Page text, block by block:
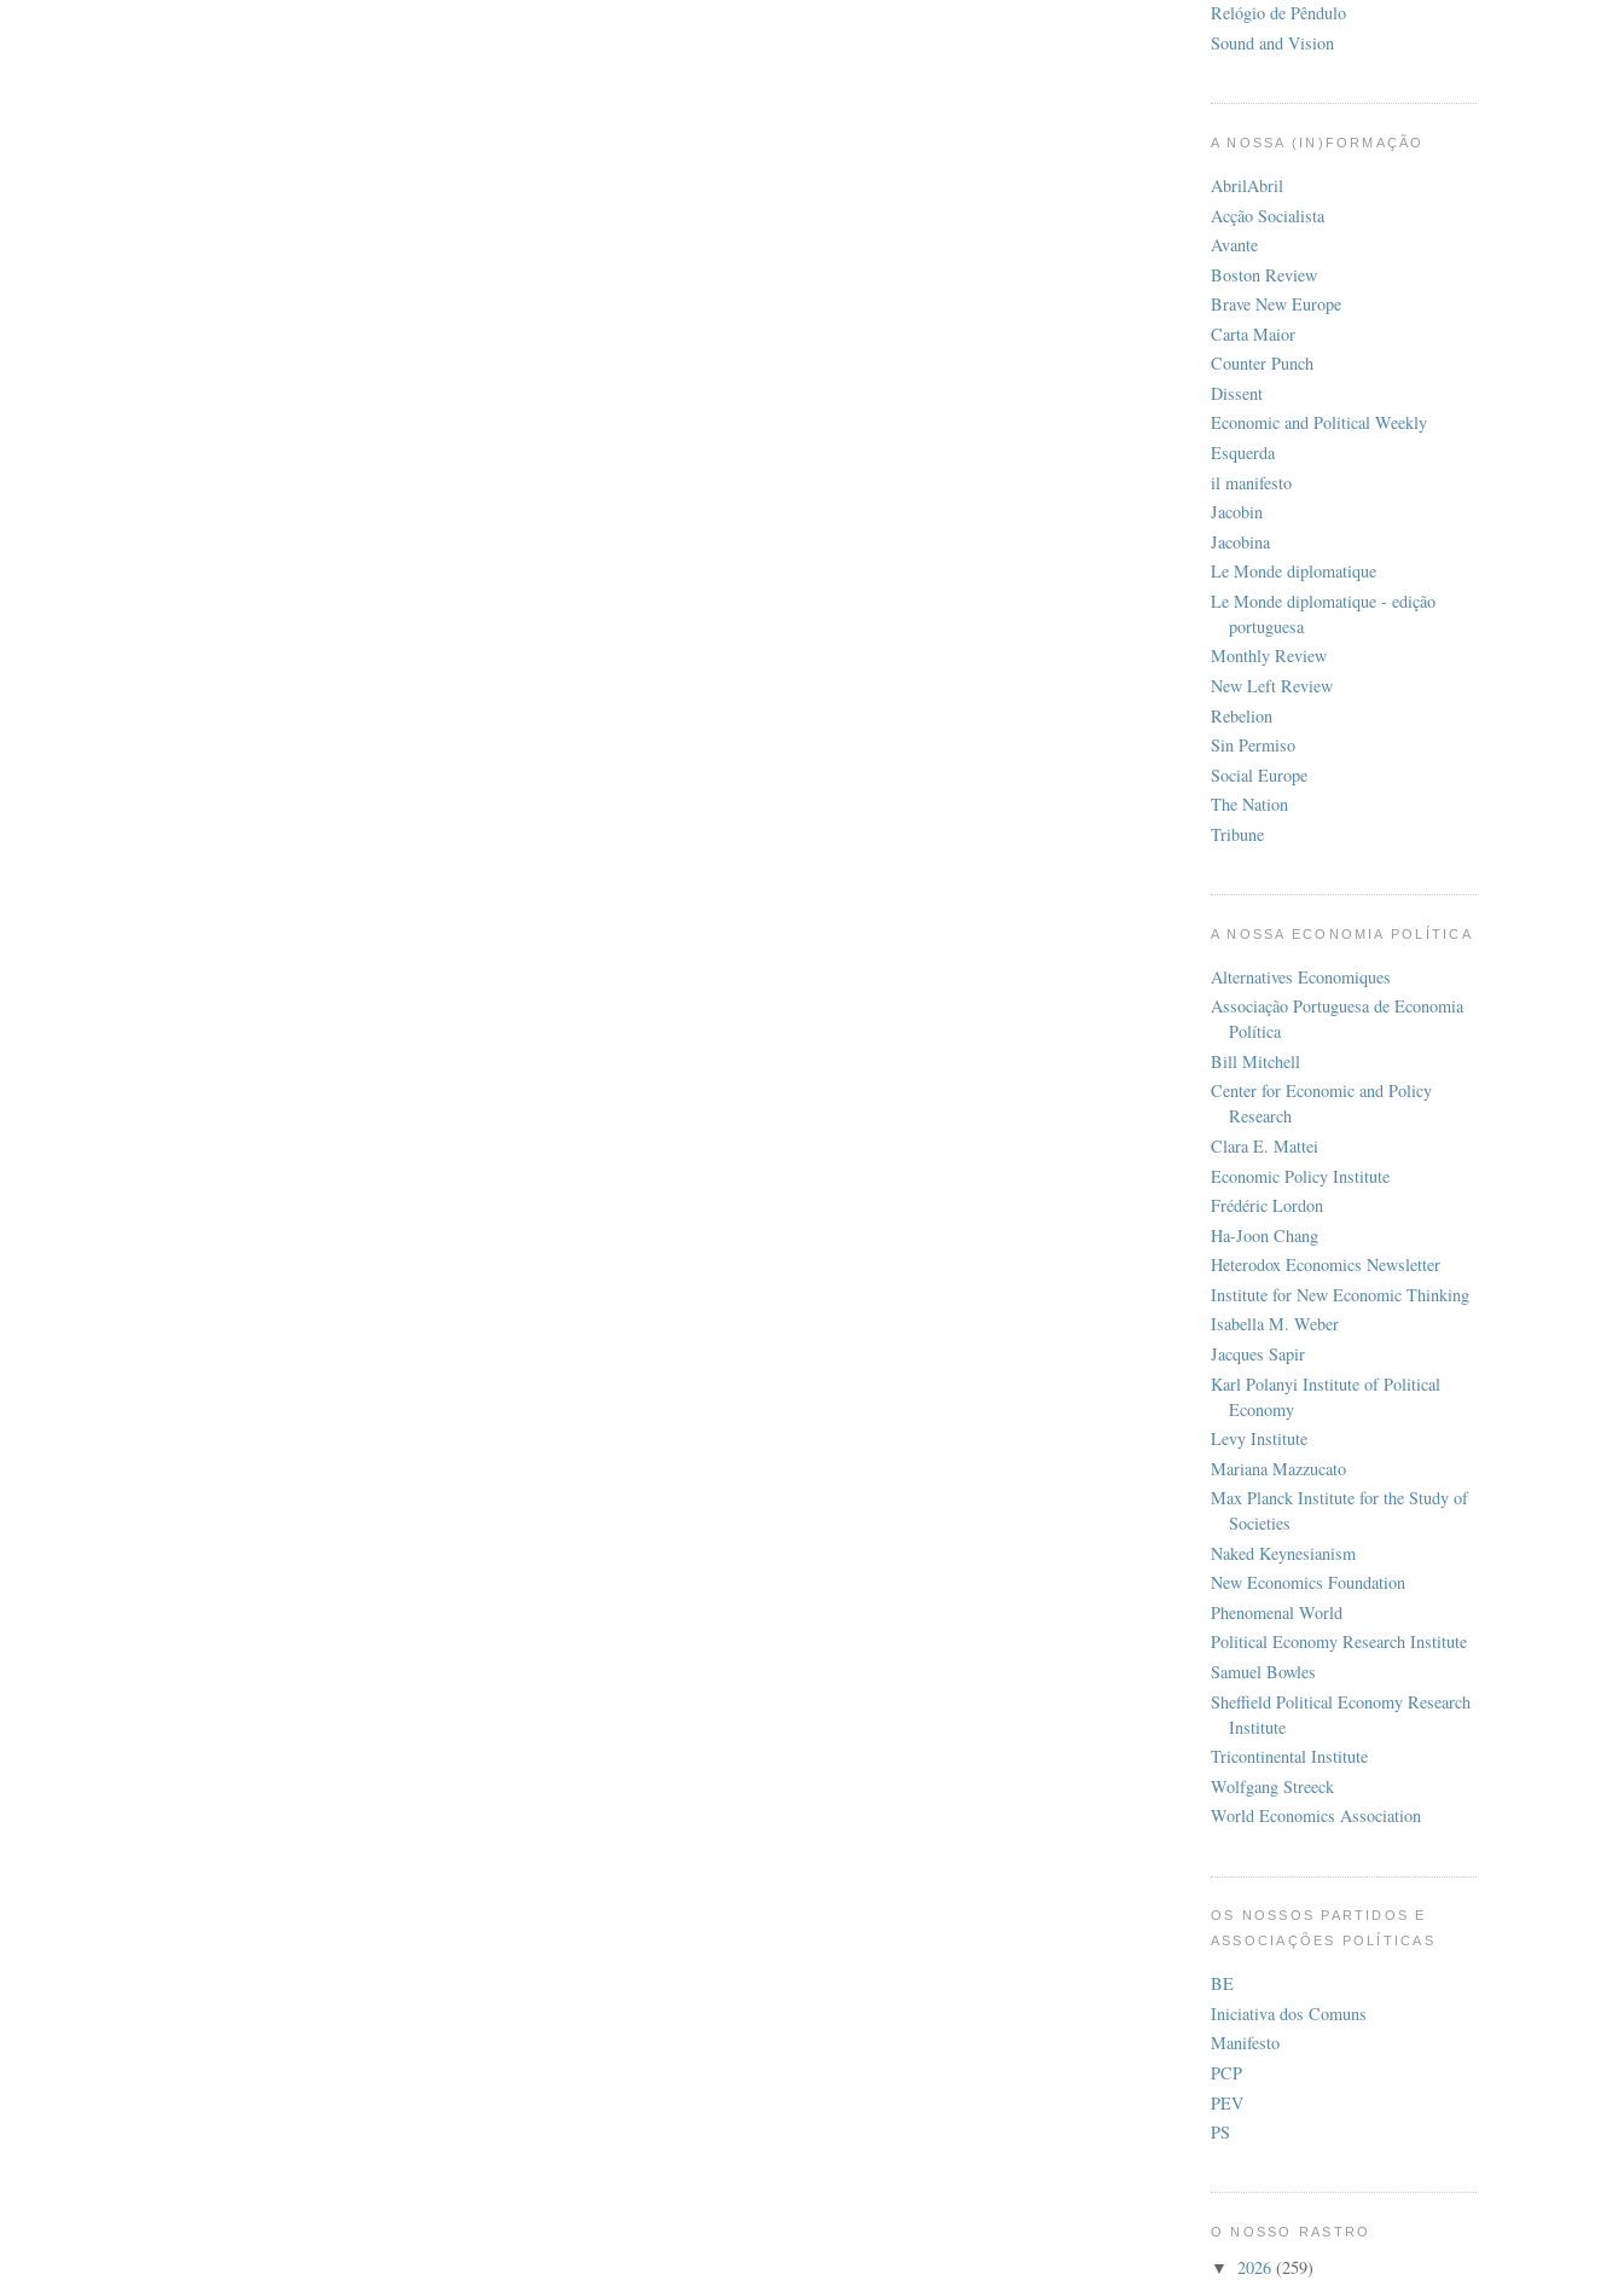
Relógio de Pêndulo
Sound and Vision
A NOSSA (IN)FORMAÇÃO
AbrilAbril
Acção Socialista
Avante
Boston Review
Brave New Europe
Carta Maior
Counter Punch
Dissent
Economic and Political Weekly
Esquerda
il manifesto
Jacobin
Jacobina
Le Monde diplomatique
Le Monde diplomatique - edição
portuguesa
Monthly Review
New Left Review
Rebelion
Sin Permiso
Social Europe
The Nation
Tribune
A NOSSA ECONOMIA POLÍTICA
Alternatives Economiques
Associação Portuguesa de Economia
Política
Bill Mitchell
Center for Economic and Policy
Research
Clara E. Mattei
Economic Policy Institute
Frédéric Lordon
Ha-Joon Chang
Heterodox Economics Newsletter
Institute for New Economic Thinking
Isabella M. Weber
Jacques Sapir
Karl Polanyi Institute of Political
Economy
Levy Institute
Mariana Mazzucato
Max Planck Institute for the Study of
Societies
Naked Keynesianism
New Economics Foundation
Phenomenal World
Political Economy Research Institute
Samuel Bowles
Sheffield Political Economy Research
Institute
Tricontinental Institute
Wolfgang Streeck
World Economics Association
OS NOSSOS PARTIDOS E
ASSOCIAÇÕES POLÍTICAS
BE
Iniciativa dos Comuns
Manifesto
PCP
PEV
PS
O NOSSO RASTRO
▼ 2026 (259)